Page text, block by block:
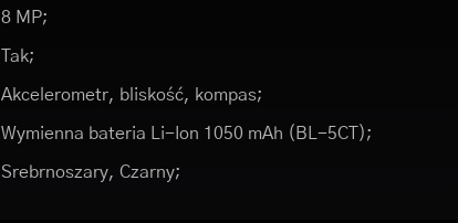
8 MP;
Tak;
Akcelerometr, bliskość, kompas;
Wymienna bateria Li-Ion 1050 mAh (BL-5CT);
Srebrnoszary, Czarny;